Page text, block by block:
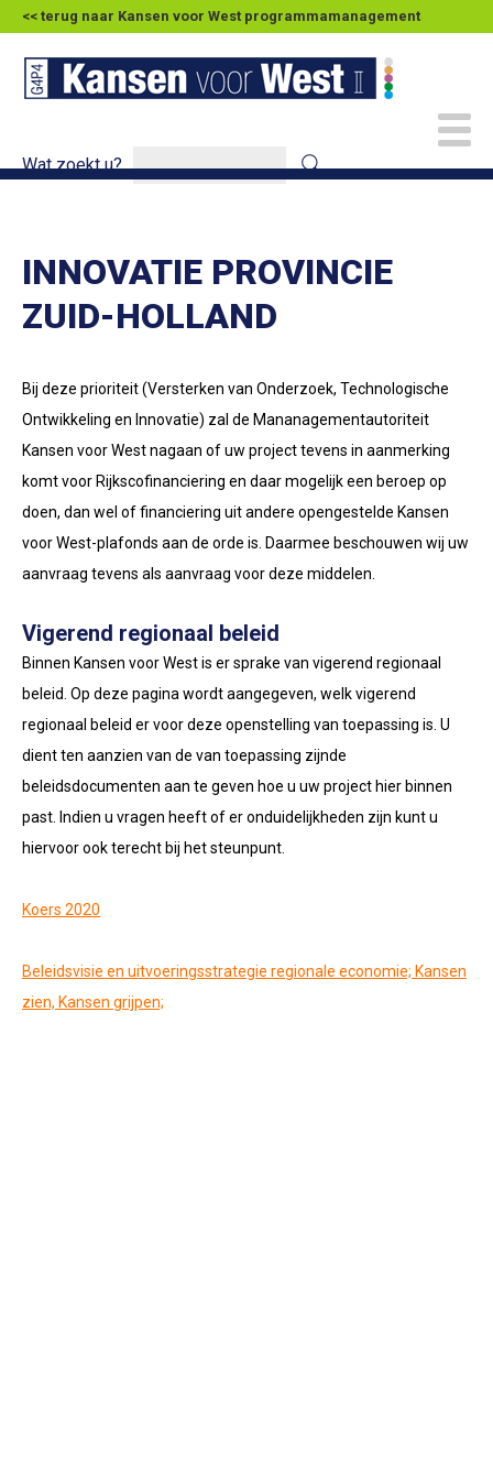
<< terug naar Kansen voor West programmamanagement
Wat zoekt u?
INNOVATIE PROVINCIE
ZUID-HOLLAND
Bij deze prioriteit (Versterken van Onderzoek, Technologische
Ontwikkeling en Innovatie) zal de Mananagementautoriteit
Kansen voor West nagaan of uw project tevens in aanmerking
komt voor Rijkscofinanciering en daar mogelijk een beroep op
doen, dan wel of financiering uit andere opengestelde Kansen
voor West-plafonds aan de orde is. Daarmee beschouwen wij uw
aanvraag tevens als aanvraag voor deze middelen.
Vigerend regionaal beleid
Binnen Kansen voor West is er sprake van vigerend regionaal
beleid. Op deze pagina wordt aangegeven, welk vigerend
regionaal beleid er voor deze openstelling van toepassing is. U
dient ten aanzien van de van toepassing zijnde
beleidsdocumenten aan te geven hoe u uw project hier binnen
past. Indien u vragen heeft of er onduidelijkheden zijn kunt u
hiervoor ook terecht bij het steunpunt.
Koers 2020
Beleidsvisie en uitvoeringsstrategie regionale economie; Kansen
zien, Kansen grijpen;